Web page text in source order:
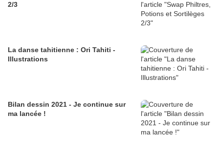
2/3
La danse tahitienne : Ori Tahiti -
Illustrations
Bilan dessin 2021 - Je continue sur
ma lancée !